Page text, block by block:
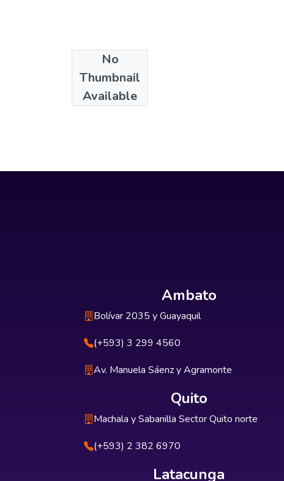
No
Thumbnail
Available
Collections
Psicología
Ambato
Bolívar 2035 y Guayaquil
(+593) 3 299 4560
Av. Manuela Sáenz y Agramonte
Quito
Machala y Sabanilla Sector Quito norte
(+593) 2 382 6970
Latacunga